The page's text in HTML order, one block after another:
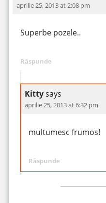
aprilie 25, 2013 at 2:08 pm
Superbe pozele..
Răspunde
Kittysays
aprilie 25, 2013 at 6:32 pm
multumesc frumos!
Răspunde